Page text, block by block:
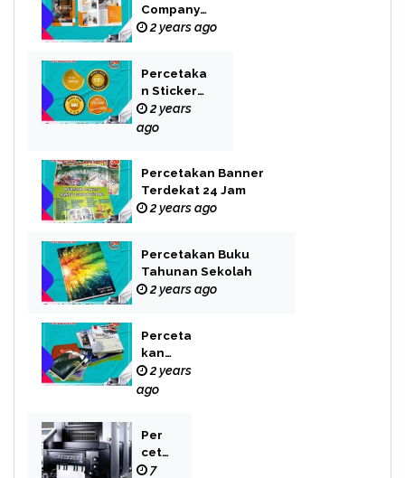
Company
Profile Bekasi
2 years ago
Percetaka
n Sticker
Label
2 years
ago
Percetakan Banner
Terdekat 24 Jam
2 years ago
Percetakan Buku
Tahunan Sekolah
2 years ago
Perceta
kan
Buku
Novel
2 years
ago
Per
cet
aka
7